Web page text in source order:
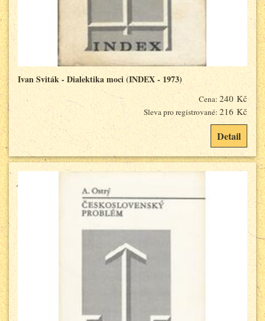
Ivan Sviták - Dialektika moci (INDEX - 1973)
Cena: 240 Kč
Sleva pro registrované: 216 Kč
Detail